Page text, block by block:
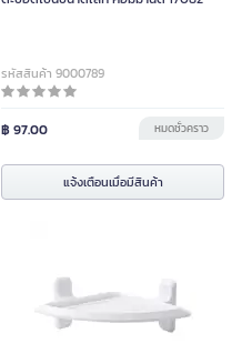
รหัสสินค้า 9000789
฿ 97.00 หมดชั่วคราว
แจ้งเตือนเมื่อมีสินค้า